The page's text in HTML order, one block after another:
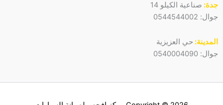
جدة: صناعية الكيلو 14
جوال: 0544544002
المدينة: حي العزيزية
جوال: 0540004090